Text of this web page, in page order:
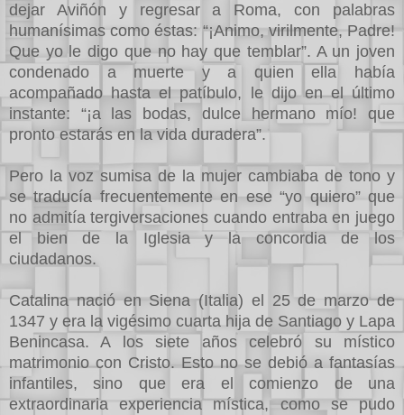
dejar Aviñón y regresar a Roma, con palabras
humanísimas como éstas: “¡Animo, virilmente, Padre!
Que yo le digo que no hay que temblar”. A un joven
condenado a muerte y a quien ella había
acompañado hasta el patíbulo, le dijo en el último
instante: “¡a las bodas, dulce hermano mío! que
pronto estarás en la vida duradera”.
Pero la voz sumisa de la mujer cambiaba de tono y
se traducía frecuentemente en ese “yo quiero” que
no admitía tergiversaciones cuando entraba en juego
el bien de la Iglesia y la concordia de los
ciudadanos.
Catalina nació en Siena (Italia) el 25 de marzo de
1347 y era la vigésimo cuarta hija de Santiago y Lapa
Benincasa. A los siete años celebró su místico
matrimonio con Cristo. Esto no se debió a fantasías
infantiles, sino que era el comienzo de una
extraordinaria experiencia mística, como se pudo